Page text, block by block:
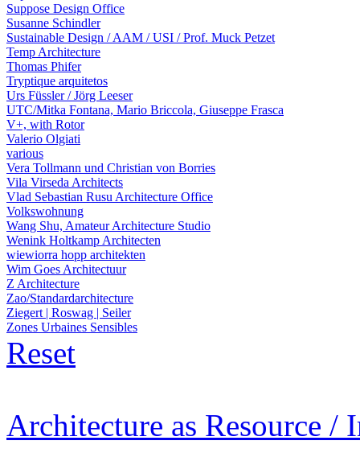
Suppose Design Office
Susanne Schindler
Sustainable Design / AAM / USI / Prof. Muck Petzet
Temp Architecture
Thomas Phifer
Tryptique arquitetos
Urs Füssler / Jörg Leeser
UTC/Mitka Fontana, Mario Briccola, Giuseppe Frasca
V+, with Rotor
Valerio Olgiati
various
Vera Tollmann und Christian von Borries
Vila Virseda Architects
Vlad Sebastian Rusu Architecture Office
Volkswohnung
Wang Shu, Amateur Architecture Studio
Wenink Holtkamp Architecten
wiewiorra hopp architekten
Wim Goes Architectuur
Z Architecture
Zao/Standardarchitecture
Ziegert | Roswag | Seiler
Zones Urbaines Sensibles
Reset
Architecture as Resource /